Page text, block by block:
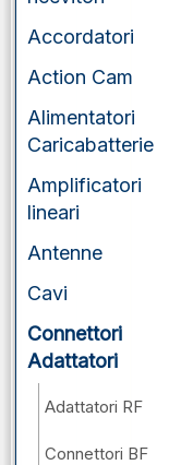
Accordatori
Action Cam
Alimentatori
Caricabatterie
Amplificatori
lineari
Antenne
Cavi
Connettori
Adattatori
Adattatori RF
Connettori BF